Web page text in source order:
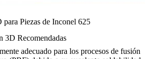
para Piezas de Inconel 625
3D Recomendadas
adecuado para los procesos de fusión